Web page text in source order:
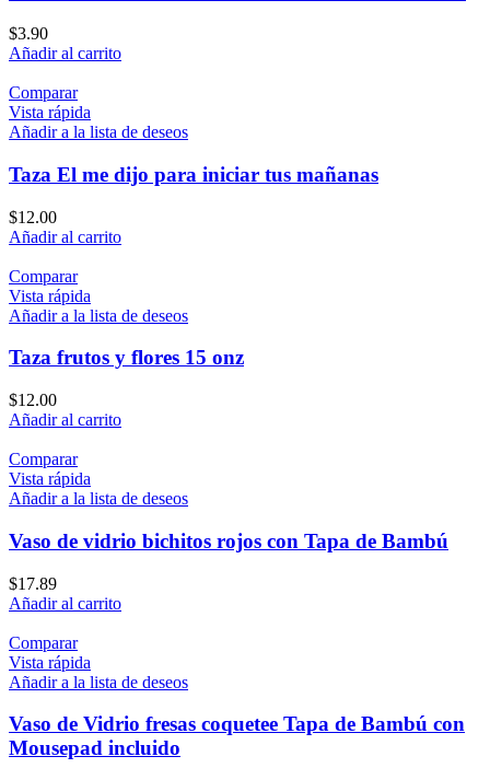
$3.90
Añadir al carrito
Comparar
Vista rápida
Añadir a la lista de deseos
Taza El me dijo para iniciar tus mañanas
$12.00
Añadir al carrito
Comparar
Vista rápida
Añadir a la lista de deseos
Taza frutos y flores 15 onz
$12.00
Añadir al carrito
Comparar
Vista rápida
Añadir a la lista de deseos
Vaso de vidrio bichitos rojos con Tapa de Bambú
$17.89
Añadir al carrito
Comparar
Vista rápida
Añadir a la lista de deseos
Vaso de Vidrio fresas coquetee Tapa de Bambú con
Mousepad incluido